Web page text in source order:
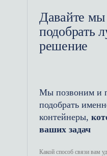
бытовок
Прочное и
устойчиво к
явлениям и
15 до 25 лет
Давайте
подобрать
решение
Мы позвоним и
подобрать
контейнеры,
ваших задач
Какой способ связи вам